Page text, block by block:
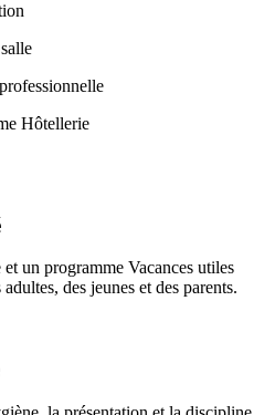
un programme Vacances utiles
des jeunes et des parents.